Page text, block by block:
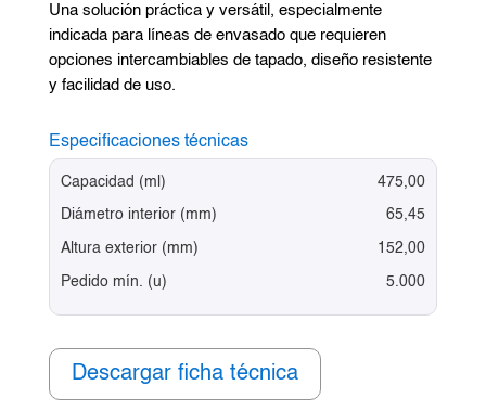
Una solución práctica y versátil, especialmente
indicada para líneas de envasado que requieren
opciones intercambiables de tapado, diseño resistente
y facilidad de uso.
Especificaciones técnicas
Capacidad (ml)
Diámetro interior (mm)
Altura exterior (mm)
Pedido mín. (u)
475,00
65,45
152,00
5.000
Descargar ficha técnica